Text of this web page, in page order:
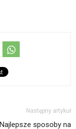
Następny artykuł
Najlepsze sposoby na